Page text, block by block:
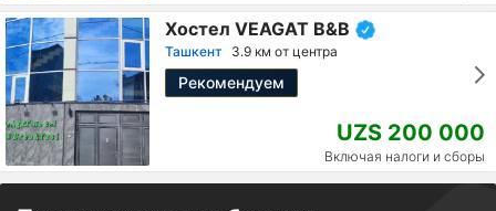
Хостел VEAGAT B&B
Ташкент 3.9 км от центра
Рекомендуем
UZS 200 000
Включая налоги и сборы